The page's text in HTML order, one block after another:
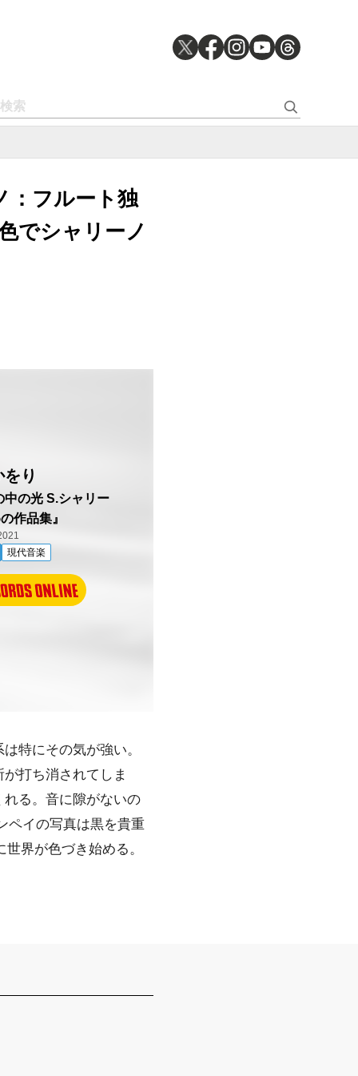
：フルート独
でシャリーノ
り
中の光 S.シャリー
作品集』
現代音楽
特にその気が強い。
打ち消されてしま
る。音に隙がないの
ペイの写真は黒を貴重
界が色づき始める。